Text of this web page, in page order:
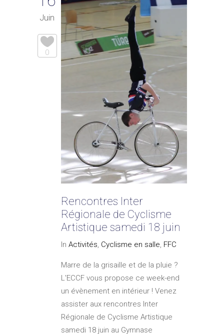
Juin
0
Rencontres Inter
Régionale de Cyclisme
Artistique samedi 18 juin
In Activités, Cyclisme en salle, FFC
Marre de la grisaille et de la pluie ?
L'ECCF vous propose ce week-end
un évènement en intérieur ! Venez
assister aux rencontres Inter
Régionale de Cyclisme Artistique
samedi 18 juin au Gymnase